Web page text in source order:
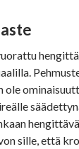
sille, että